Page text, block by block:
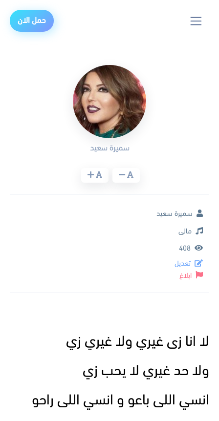
حمل الان
لا انا زى غيري ولا غيري زي
ولا حد غيري لا يحب زي
انسي اللى باعو و انسي اللى راحو
سميرة سعيد
سميرة سعيد
مالى
408
تعديل
ابلاغ